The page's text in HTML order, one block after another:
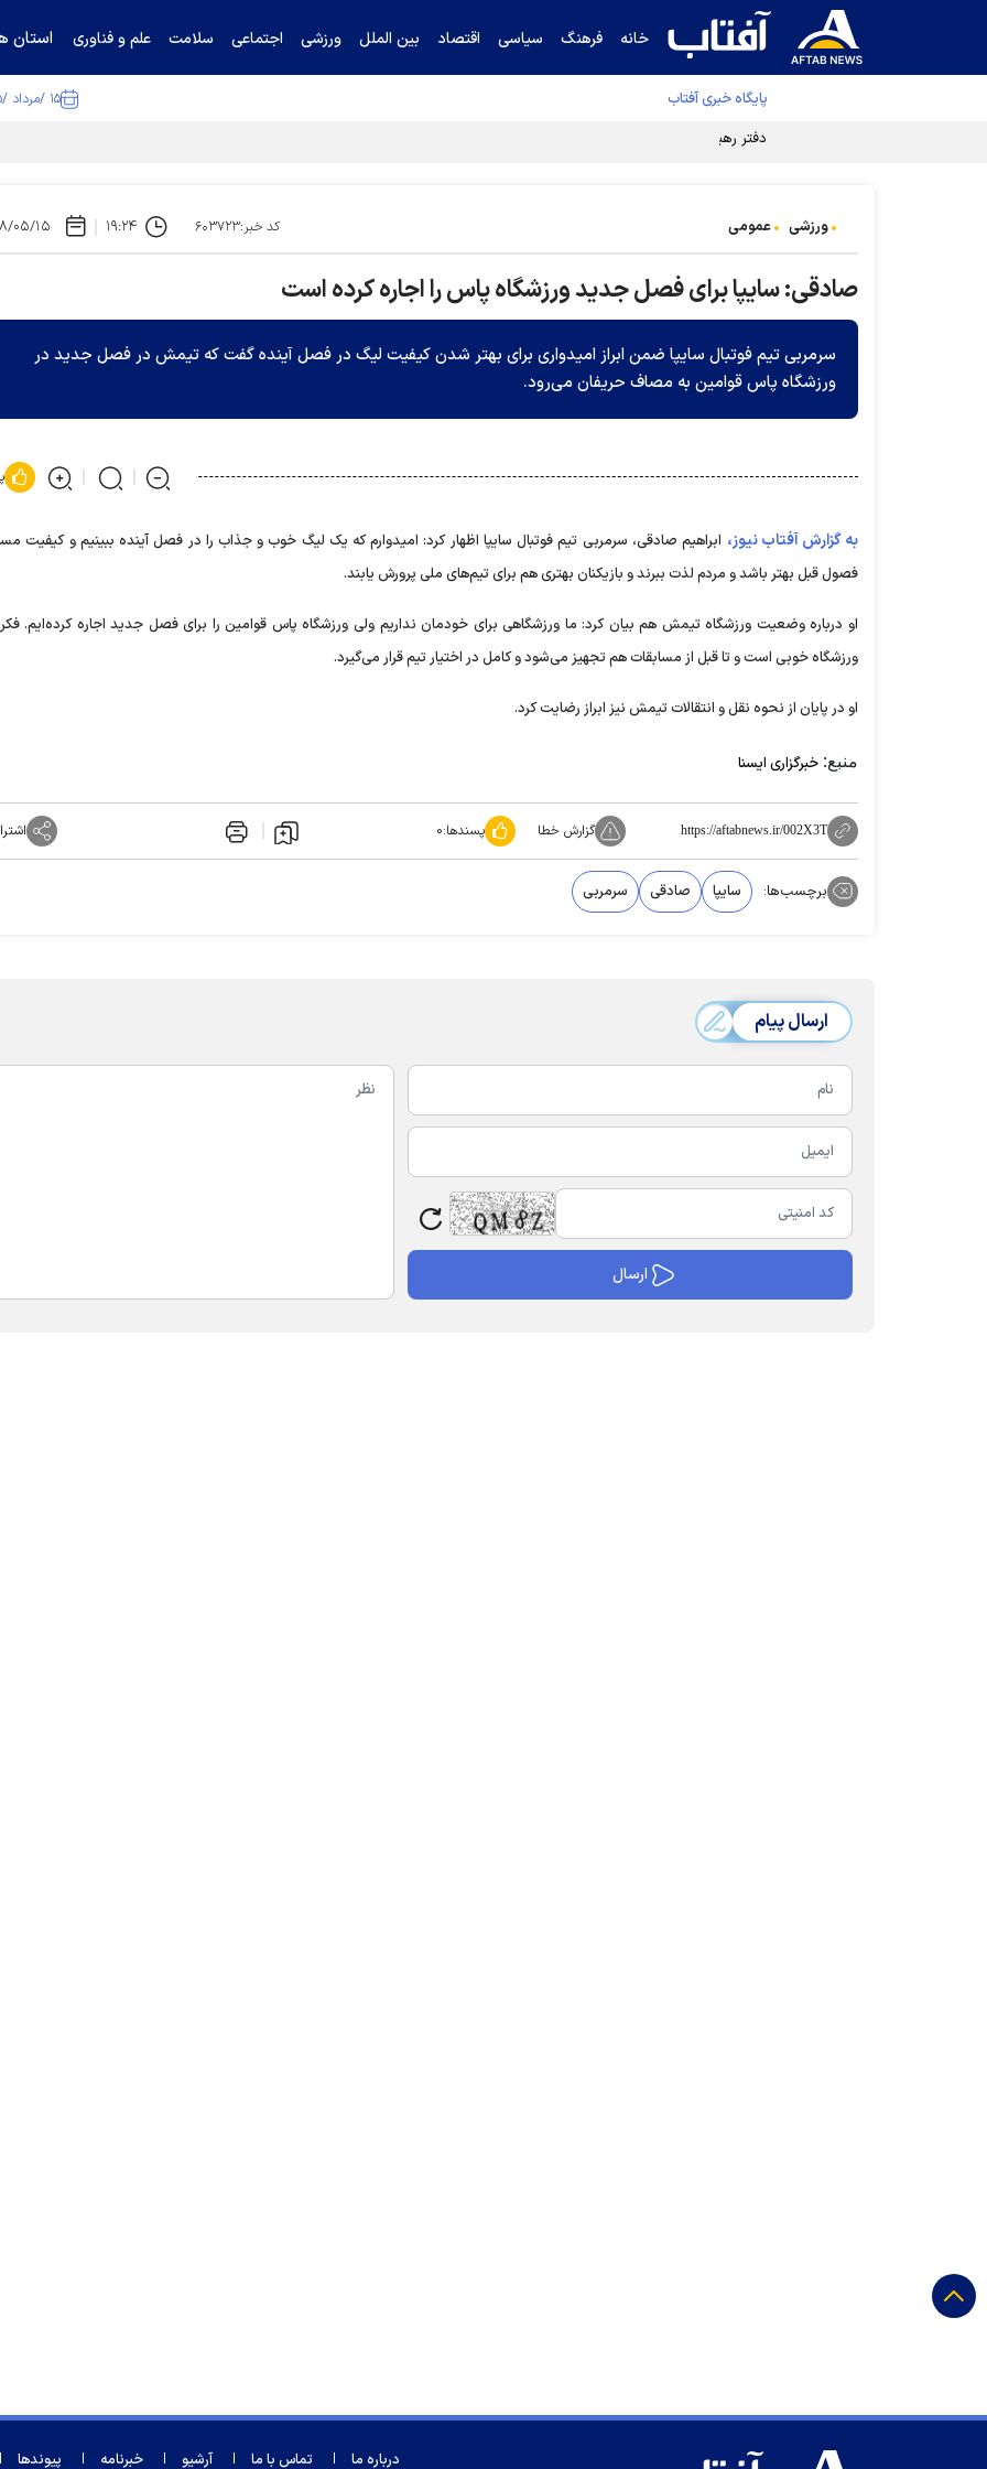
خانه فرهنگ سیاسی اقتصاد بین الملل ورزشی اجتماعی سلامت علم و فناوری استان
پایگاه خبری آفتاب ۱۵ /مرداد /۱۴۰۵
دفتر رهبر انقلاب ادعای خرازی درباره پزشکیان را تکذیب کرد
ورزشی عمومی کد خبر:۶۰۳۷۲۳ ۱۹:۲۴ ۱۳۹۸/
صادقی: سایپا برای فصل جدید ورزشگاه پاس را اجاره کرده است
سرمربی تیم فوتبال سایپا ضمن ابراز امیدواری برای بهتر شدن کیفیت لیگ در فصل آینده گفت که تیمش در فصل جدید در
ورزشگاه پاس قوامین به مصاف حریفان می‌رود.
به گزارش آفتاب نیوز، ابراهیم صادقی، سرمربی تیم فوتبال سایپا اظهار کرد: امیدوارم که یک لیگ خوب و جذاب را در فصل آینده ببینیم و کیفیت
فصول قبل بهتر باشد و مردم لذت ببرند و بازیکنان بهتری هم برای تیم‌های ملی پرورش یابند.
او درباره وضعیت ورزشگاه تیمش هم بیان کرد: ما ورزشگاهی برای خودمان نداریم ولی ورزشگاه پاس قوامین را برای فصل جدید اجاره کرده‌ایم.
ورزشگاه خوبی است و تا قبل از مسابقات هم تجهیز می‌شود و کامل در اختیار تیم قرار می‌گیرد.
او در پایان از نحوه نقل و انتقالات تیمش نیز ابراز رضایت کرد.
منبع: خبرگزاری ایسنا
https://aftabnews.ir/002X3T گزارش خطا پسندها:۰
برچسب‌ها: سایپا صادقی سرمربی
ارسال پیام
درباره ما تماس با ما آرشیو خبرنامه پیوندها